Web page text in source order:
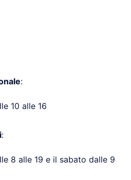
:
10 alle 16
:
8 alle 19 e il sabato dalle 9